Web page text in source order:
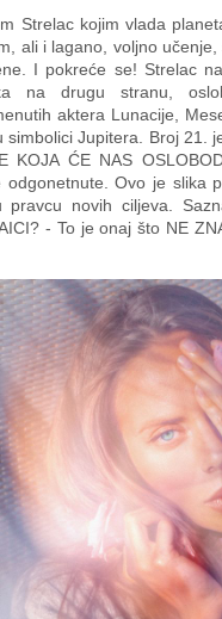
Strelac kojim vlada
ali i lagano, voljno
I pokreće se! Strelac
na drugu stranu,
aktera Lunacije,
Jupitera. Broj 21.
KOJA ĆE NAS
Ovo je slika
novih ciljeva.
- To je onaj što NE